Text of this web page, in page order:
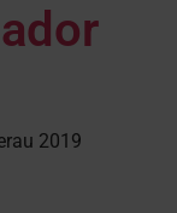
2019